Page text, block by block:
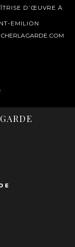
D’ŒUVRE À
EMILION